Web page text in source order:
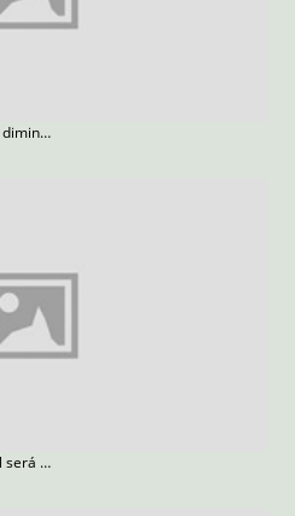
Número de mortes nas estradas diminui 10% em festas de final de ano, aponta PRF
Marginal da BR-277 em Cascavel será parcialmente interditada devido às obras de duplicação